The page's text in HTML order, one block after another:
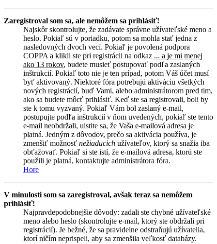
Zaregistroval som sa, ale nemôžem sa prihlásiť!
Najskôr skontrolujte, že zadávate správne užívateľské meno a
heslo. Pokiaľ sú v poriadku, potom sa mohla stať jedna z
nasledovných dvoch vecí. Pokiaľ je povolená podpora
COPPA a klikli ste pri registrácii na odkaz ... a je mi menej
ako 13 rokov, budete musieť postupovať podľa zaslaných
inštrukcií. Pokiaľ toto nie je ten prípad, potom Váš účet musí
byť aktivovaný. Niektoré fóra potrebujú aktiváciu všetkých
nových registrácií, buď Vami, alebo administrátorom pred tim,
ako sa budete môcť prihlásiť. Keď ste sa registrovali, boli by
ste k tomu vyzvaný. Pokiaľ Vám bol zaslaný e-mail,
postupujte podľa inštrukcií v ňom uvedených, pokiaľ ste tento
e-mail neobdržali, uistite sa, že Vaša e-mailová adresa je
platná. Jedným z dôvodov, prečo sa aktivácia používa, je
zmenšiť možnosť nežiaducich užívateľov, ktorý sa snažia iba
obťažovať. Pokiaľ si ste istí, že e-mailová adresa, ktorú ste
použili je platná, kontaktujte administrátora fóra.
Hore
V minulosti som sa zaregistroval, avšak teraz sa nemôžem
prihlásiť!
Najpravdepodobnejšie dôvody: zadali ste chybné užívateľské
meno alebo heslo (skontrolujte e-mail, ktorý ste obdržali pri
registrácií). Je bežné, že sa pravidelne odstraňujú užívatelia,
ktorí ničím neprispeli, aby sa zmenšila veľkosť databázy.